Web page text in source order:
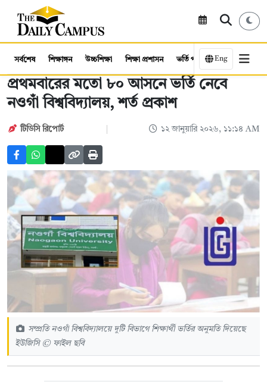
সর্বশেষ শিক্ষাঙ্গন উচ্চশিক্ষা শিক্ষা প্রশাসন ভর্তি পরীক্ষা কর্মসংস্থান
Eng
প্রথমবারের মতো ৮০ আসনে ভর্তি নেবে
নওগাঁ বিশ্ববিদ্যালয়, শর্ত প্রকাশ
টিডিসি রিপোর্ট ১২ জানুয়ারি ২০২৬, ১১:১৪ AM
সম্প্রতি নওগাঁ বিশ্ববিদ্যালয়ে দুটি বিভাগে শিক্ষার্থী ভর্তির অনুমতি দিয়েছে
ইউজিসি © ফাইল ছবি